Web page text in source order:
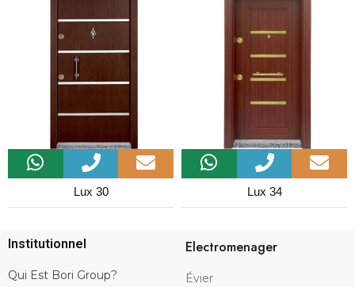
Lux 30 Lux 34
Institutionnel
Qui Est Bori Group?
Electromenager
Évier